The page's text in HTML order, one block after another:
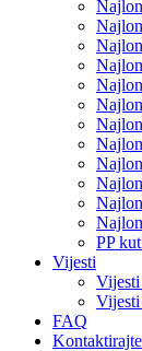
PP
Vijesti
FAQ